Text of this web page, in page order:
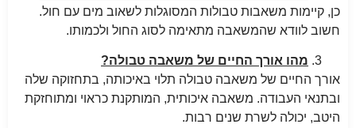
כן, קיימות משאבות טבולות המסוגלות לשאוב מים עם חול.
חשוב לוודא שהמשאבה מתאימה לסוג החול ולכמותו.
מהו אורך החיים של משאבה טבולה?
אורך החיים של משאבה טבולה תלוי באיכותה, בתחזוקה שלה
ובתנאי העבודה. משאבה איכותית, המותקנת כראוי ומתוחזקת
היטב, יכולה לשרת שנים רבות.